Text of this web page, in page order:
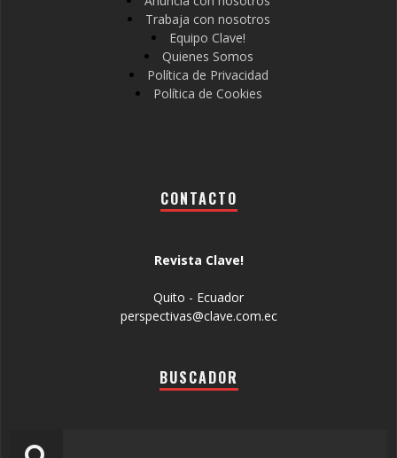
Trabaja con nosotros
Equipo Clave!
Quienes Somos
Política de Privacidad
Política de Cookies
CONTACTO
Revista Clave!
Quito - Ecuador
perspectivas@clave.com.ec
BUSCADOR